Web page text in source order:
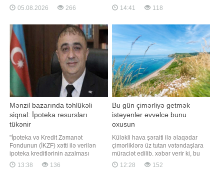
Əliyevin tətbiqi barədə Fərman
imzaladığı "İnformasiya,
informasiyanın mühafizəsi
haqqında" qanuna əlavə edilən
yeni maddələrdə əksini tapıb.
Qanuna əsasən, 16 yaşı tama
05.08.2026 266
göstəricilər açıqlanır və əldə olunan
nəticələr ön plana çəkilir. Lakin
Azərbaycan təhsilində illərdir
mövcud olan problemlərin aradan
qaldırılmadığı, əksinə, bir çox
istiqamətd
14:41 118
Mənzil bazarında təhlükəli
siqnal: İpoteka resursları
tükənir
"İpoteka və Kredit Zəmanət
Fondunun (İKZF) xətti ilə verilən
ipoteka kreditlərinin azalması
təsadüfi hal deyil. Bu tendensiya
həm maliyyələşmə imkanlarının
13:38 136
Bu gün çimərliyə getmək
istəyənlər əvvəlcə bunu
oxusun
Küləkli hava şəraiti ilə əlaqədar
çimərliklərə üz tutan vətəndaşlara
müraciət edilib. xəbər verir ki, bu
barədə Fövqəladə Hallar Nazirliyi
(FHN) məlumat yayıb. Bildirilib ki,
12:28 152